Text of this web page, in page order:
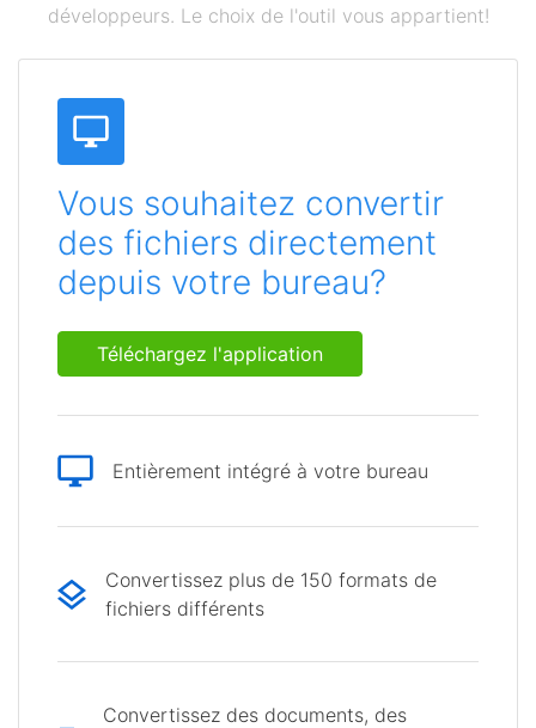
développeurs. Le choix de l'outil vous appartient!
Vous souhaitez convertir
des fichiers directement
depuis votre bureau?
Téléchargez l'application
Entièrement intégré à votre bureau
Convertissez plus de 150 formats de
fichiers différents
Convertissez des documents, des